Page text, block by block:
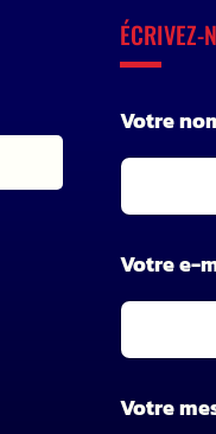
ÉCRIVEZ-
Votre
-
m
i
V
o
Votre e-
Votre